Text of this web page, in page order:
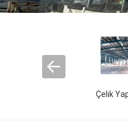
Çelik yapısı